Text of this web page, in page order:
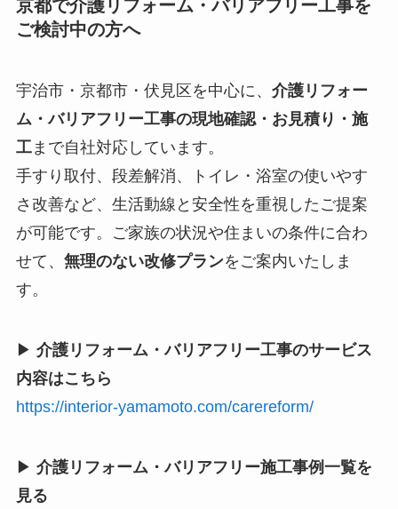
京都で介護リフォーム・バリアフリー工事を
ご検討中の方へ
宇治市・京都市・伏見区を中心に、 介護リフォー
ム・バリアフリー工事の現地確認・お見積り・施
工まで自社対応しています。
手すり取付、段差解消、トイレ・浴室の使いやす
さ改善など、生活動線と安全性を重視したご提案
が可能です。ご家族の状況や住まいの条件に合わ
せて、 無理のない改修プランをご案内いたしま
す。
▶ 介護リフォーム・バリアフリー工事のサービス
内容はこちら
https://interior-yamamoto.com/carereform/
▶ 介護リフォーム・バリアフリー施工事例一覧を
見る